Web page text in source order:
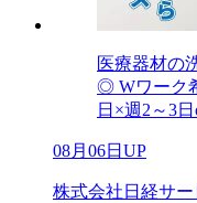
医療器材の
◎ Wワーク
日×週2～3日
08月06日UP
株式会社日経サ